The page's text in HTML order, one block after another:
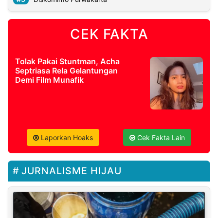
CEK FAKTA
Tolak Pakai Stuntman, Acha
Septriasa Rela Gelantungan
Demi Film Munafik
Laporkan Hoaks Cek Fakta Lain
JURNALISME HIJAU